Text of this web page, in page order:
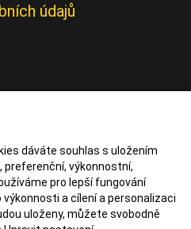
údajů
dáváte souhlas s uložením
preferenční, výkonnostní,
pro lepší fungování
a cílení a personalizaci
uloženy, můžete svobodně